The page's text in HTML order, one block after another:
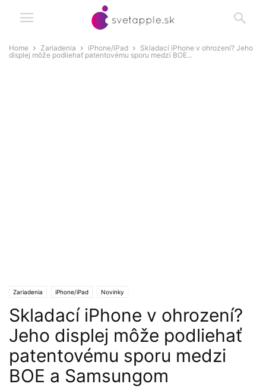
Home Zariadenia iPhone/iPad
Skladací iPhone v ohrození? Jeho
displej môže podliehať patentovému sporu medzi BOE...
Zariadenia iPhone/iPad Novinky
Skladací iPhone v ohrození?
Jeho displej môže podliehať
patentovému sporu medzi
BOE a Samsungom